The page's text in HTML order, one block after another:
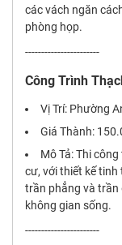
các vách ngăn
phòng họp.
-----------------------
Công Trình
Vị Trí: Phường
Giá Thành:
Mô Tả: Thi
cư, với thiết kế tinh
trần phẳng và trần
không gian sống.
-----------------------